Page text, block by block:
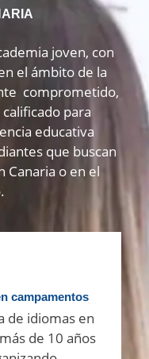
joven, con
el ámbito de la
comprometido,
para
educativa
que buscan
Canaria o en el
campamentos
de idiomas en
de 10 años